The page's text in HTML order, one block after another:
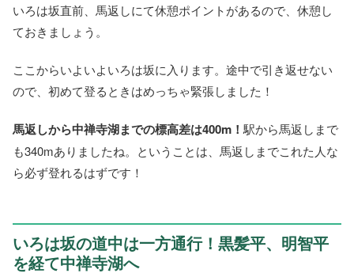
いろは坂直前、馬返しにて休憩ポイントがあるので、休憩し
ておきましょう。
ここからいよいよいろは坂に入ります。途中で引き返せない
ので、初めて登るときはめっちゃ緊張しました！
馬返しから中禅寺湖までの標高差は400m！駅から馬返しまで
も340mありましたね。ということは、馬返しまでこれた人な
ら必ず登れるはずです！
いろは坂の道中は一方通行！黒髪平、明智平
を経て中禅寺湖へ